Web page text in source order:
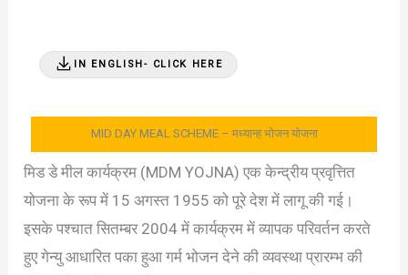
IN ENGLISH- CLICK HERE
MID DAY MEAL SCHEME – मध्यान्ह भोजन योजना
मिड डे मील कार्यक्रम (MDM YOJNA) एक केन्द्रीय प्रवृत्तित
योजना के रूप में 15 अगस्त 1955 को पूरे देश में लागू की गई।
इसके पश्चात सितम्बर 2004 में कार्यक्रम में व्यापक परिवर्तन करते
हुए गेन्यु आधारित पका हुआ गर्म भोजन देने की व्यवस्था प्रारम्भ की